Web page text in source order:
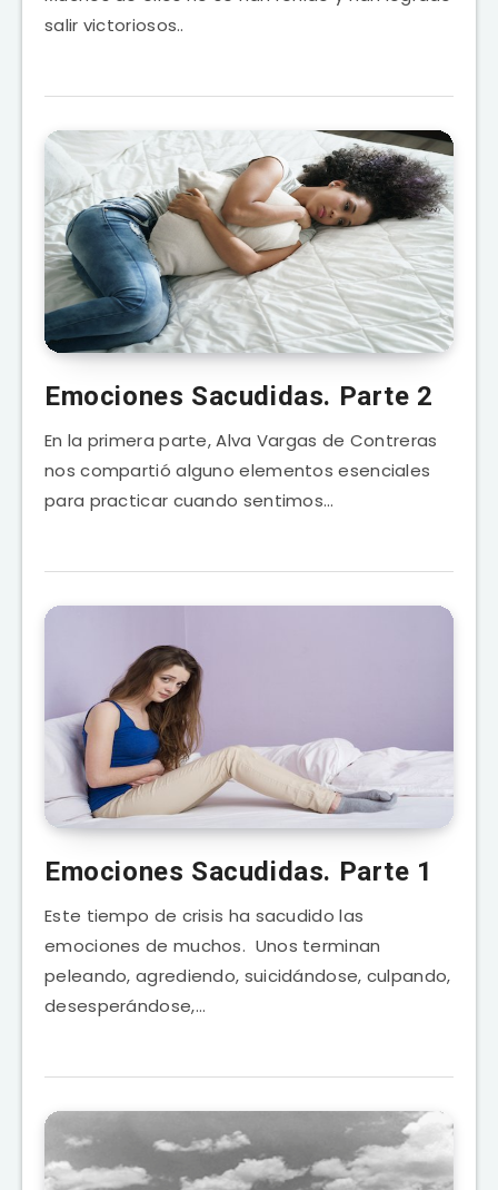
salir victoriosos..
Emociones Sacudidas. Parte 2
En la primera parte, Alva Vargas de Contreras
nos compartió alguno elementos esenciales
para practicar cuando sentimos…
Emociones Sacudidas. Parte 1
Este tiempo de crisis ha sacudido las
emociones de muchos. Unos terminan
peleando, agrediendo, suicidándose, culpando,
desesperándose,…